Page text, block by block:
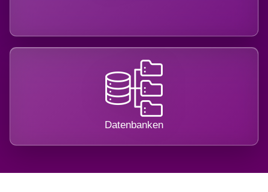
Datenbanken